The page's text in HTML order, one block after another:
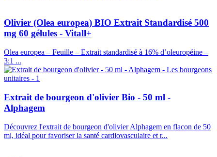
Olivier (Olea europea) BIO Extrait Standardisé 500
mg 60 gélules - Vitall+
Olea europea – Feuille – Extrait standardisé à 16% d’oleuropéine –
3:1 ...
Extrait de bourgeon d'olivier Bio - 50 ml -
Alphagem
Découvrez l'extrait de bourgeon d'olivier Alphagem en flacon de 50
ml, idéal pour favoriser la santé cardiovasculaire et r...